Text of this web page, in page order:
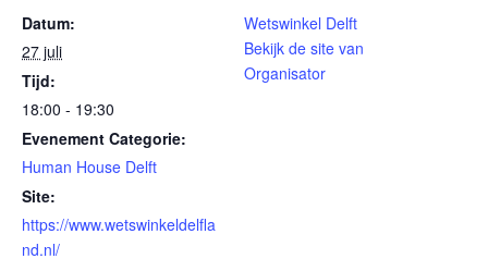
Datum:
27 juli
Tijd:
18:00 - 19:30
Evenement Categorie:
Human House Delft
Site:
https://www.wetswinkeldelfla
nd.nl/
Wetswinkel Delft
Bekijk de site van
Organisator